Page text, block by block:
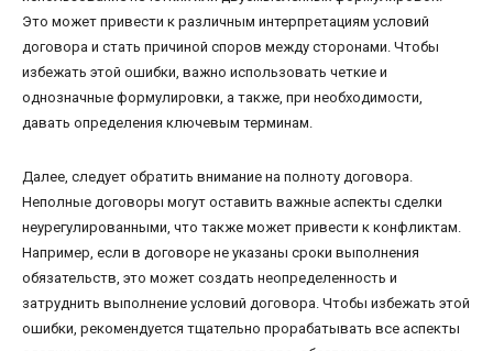
Это может привести к различным интерпретациям условий
договора и стать причиной споров между сторонами. Чтобы
избежать этой ошибки, важно использовать четкие и
однозначные формулировки, а также, при необходимости,
давать определения ключевым терминам.
Далее, следует обратить внимание на полноту договора.
Неполные договоры могут оставить важные аспекты сделки
неурегулированными, что также может привести к конфликтам.
Например, если в договоре не указаны сроки выполнения
обязательств, это может создать неопределенность и
затруднить выполнение условий договора. Чтобы избежать этой
ошибки, рекомендуется тщательно прорабатывать все аспекты